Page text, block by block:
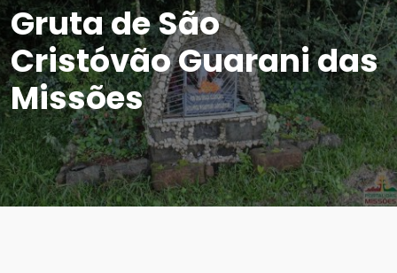
Gruta de São
Cristóvão Guarani das
Missões